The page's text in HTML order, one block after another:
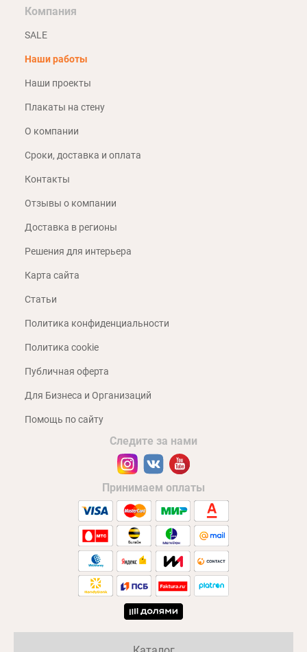
Компания
SALE
Наши работы
Наши проекты
Плакаты на стену
О компании
Сроки, доставка и оплата
Контакты
Отзывы о компании
Доставка в регионы
Решения для интерьера
Карта сайта
Статьи
Политика конфиденциальности
Политика cookie
Публичная оферта
Для Бизнеса и Организаций
Помощь по сайту
Следите за нами
Принимаем оплаты